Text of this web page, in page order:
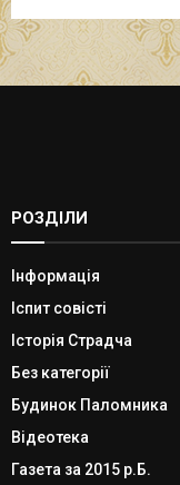
РОЗДІЛИ
Інформація
Іспит совісті
Історія Страдча
Без категорії
Будинок Паломника
Відеотека
Газета за 2015 р.Б.